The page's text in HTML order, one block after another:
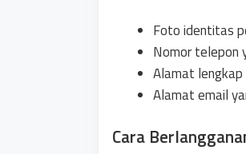
Foto identitas
Nomor telepon
Alamat lengkap
Alamat email
Cara